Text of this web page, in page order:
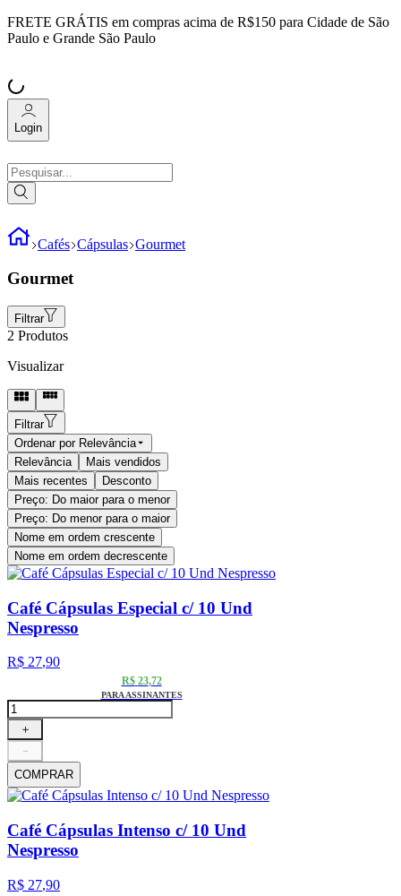
FRETE GRÁTIS em compras acima de R$150 para Cidade de São
Paulo e Grande São Paulo
Login
Cafés Cápsulas Gourmet
Gourmet
Filtrar
2 Produtos
Visualizar
Filtrar
Ordenar por Relevância
Relevância
Mais vendidos
Mais recentes
Desconto
Preço: Do maior para o menor
Preço: Do menor para o maior
Nome em ordem crescente
Nome em ordem decrescente
Café Cápsulas Especial c/ 10 Und
Nespresso
R$ 27,90
R$ 23,72
PARA ASSINANTES
＋
－
COMPRAR
Café Cápsulas Intenso c/ 10 Und
Nespresso
R$ 27,90